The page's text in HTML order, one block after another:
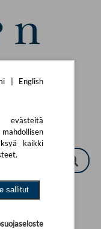
English
evästeitä
kaikki
sallitut